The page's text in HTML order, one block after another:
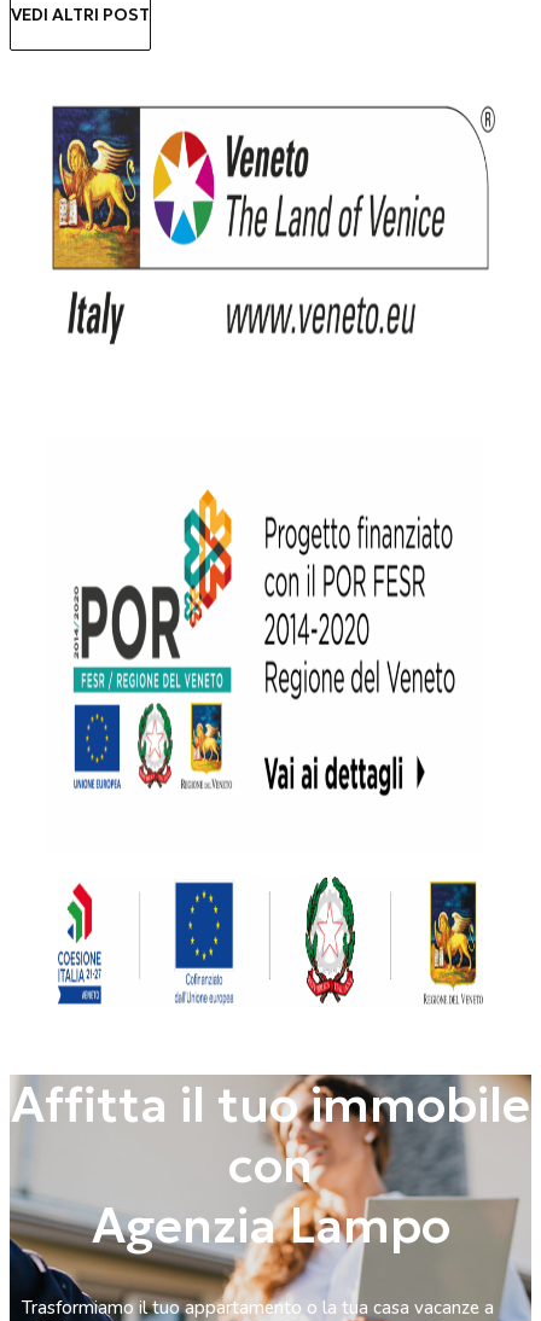
VEDI ALTRI POST
Affitta il tuo immobile
con
Agenzia Lampo
Trasformiamo il tuo appartamento o la tua casa vacanze a